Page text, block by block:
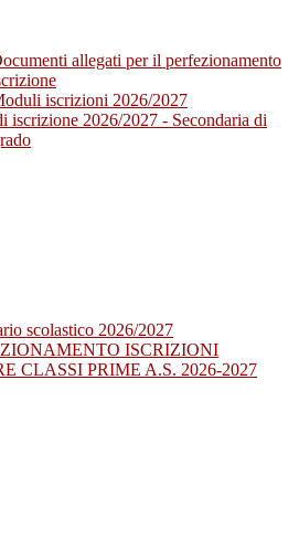
allegati per il perfezionamento
iscrizioni 2026/2027
iscrizione 2026/2027 - Secondaria di
scolastico 2026/2027
ISCRIZIONI
CLASSI PRIME A.S. 2026-2027